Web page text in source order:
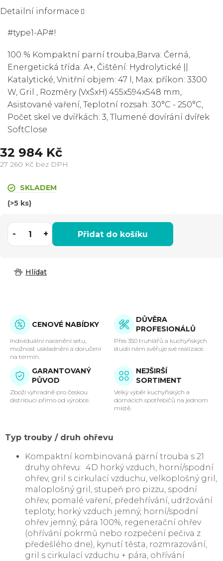
32 984 Kč
27 260 Kč bez DPH
cena:SKLADEM
(>5 ks)
Přidat do košíku
#type1-AP#!
100 % Kompaktní parní trouba,Barva: Černá,
Energetická třída: A+, Čištění: Hydrolytické ||
Katalytické, Vnitřní objem: 47 l, Max. příkon: 3300
W, Gril , Rozměry (VxŠxH):455x594x548 mm,
Asistované vaření, Teplotní rozsah: 30°C - 250°C,
Počet skel ve dvířkách: 3, Tlumené dovírání dvířek
SoftClose
Detailní informace
Hlídat
CENOVÉ NABÍDKY
Individuální nacenění setu,
možnost uskladnění a doručení
na termín.
DŮVĚRA
PROFESIONÁLŮ
Přes 350 truhlářů a kuchyňských
studií nám svěřuje své realizace.
GARANTOVANÝ
PŮVOD
Zboží výhradně pro českou
distribuci přímo od výrobce.
NEJŠIRŠÍ
SORTIMENT
Velký výběr kuchyňských a
domácích spotřebičů na jednom
místě.
Typ trouby / druh ohřevu
Kompaktní kombinovaná parní trouba s 21
druhy ohřevu: 4D horký vzduch, horní/spodní
ohřev, gril s cirkulací vzduchu, velkoplošný gril,
maloplošný gril, stupeň pro pizzu, spodní
ohřev, pomalé vaření, předehřívání, udržování
teploty, horký vzduch jemný, horní/spodní
ohřev jemný, pára 100%, regenerační ohřev
(ohřívání pokrmů nebo rozpečení pečiva z
předešlého dne), kynutí těsta, rozmrazování,
gril s cirkulací vzduchu + pára, ohřívání